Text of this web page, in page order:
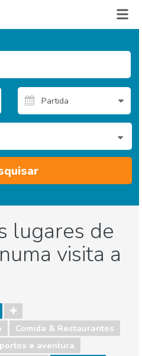
lugares de
visita a
Comida & Restaurantes
e aventura